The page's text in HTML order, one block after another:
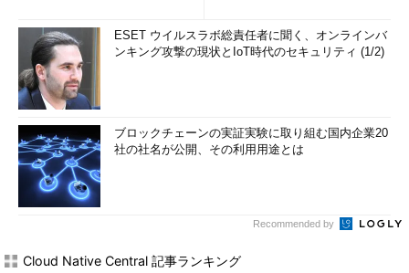
ESET ウイルスラボ総責任者に聞く、オンラインバ
ンキング攻撃の現状とIoT時代のセキュリティ (1/2)
ブロックチェーンの実証実験に取り組む国内企業20
社の社名が公開、その利用用途とは
Recommended by
Cloud Native Central 記事ランキング